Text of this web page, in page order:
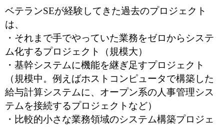
ベテランSEが経験してきた過去のプロジェクト
は、
・それまで手でやっていた業務をゼロからシステ
ム化するプロジェクト（規模大）
・基幹システムに機能を継ぎ足すプロジェクト
（規模中。例えばホストコンピュータで構築した
給与計算システムに、オープン系の人事管理シス
テムを接続するプロジェクトなど）
・比較的小さな業務領域のシステム構築プロジェ